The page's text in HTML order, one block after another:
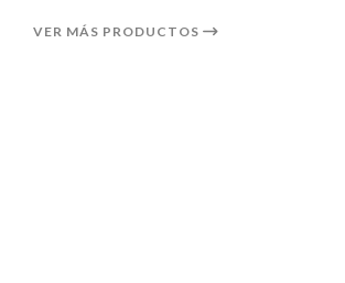
VER MÁS PRODUCTOS